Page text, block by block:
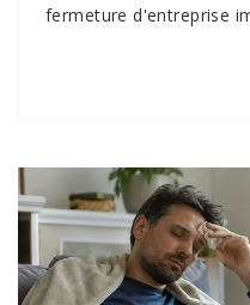
fermeture d'entreprise